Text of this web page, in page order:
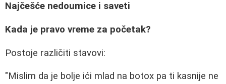
Najčešće nedoumice i saveti
Kada je pravo vreme za početak?
Postoje različiti stavovi:
"Mislim da je bolje ići mlad na botox pa ti kasnije ne